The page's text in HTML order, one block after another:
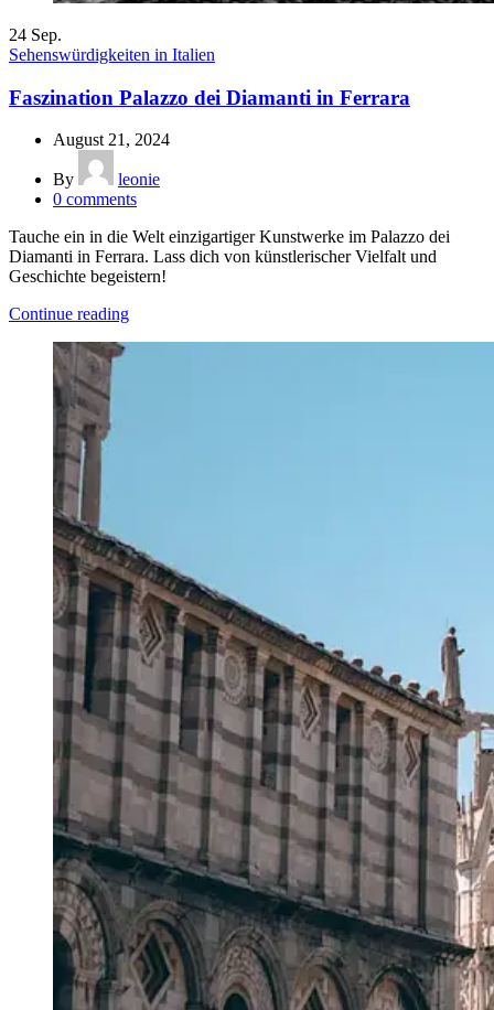
24 Sep.
Sehenswürdigkeiten in Italien
Faszination Palazzo dei Diamanti in Ferrara
August 21, 2024
By
leonie
0 comments
Tauche ein in die Welt einzigartiger Kunstwerke im Palazzo dei
Diamanti in Ferrara. Lass dich von künstlerischer Vielfalt und
Geschichte begeistern!
Continue reading